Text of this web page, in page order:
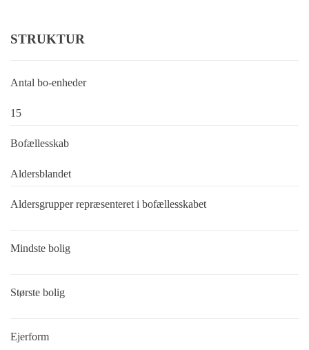
STRUKTUR
Antal bo-enheder
15
Bofællesskab
Aldersblandet
Aldersgrupper repræsenteret i bofællesskabet
Mindste bolig
Største bolig
Ejerform